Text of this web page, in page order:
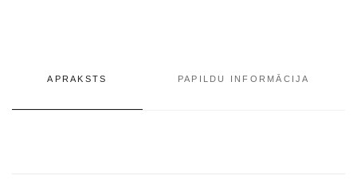
APRAKSTS PAPILDU INFORMĀCIJA